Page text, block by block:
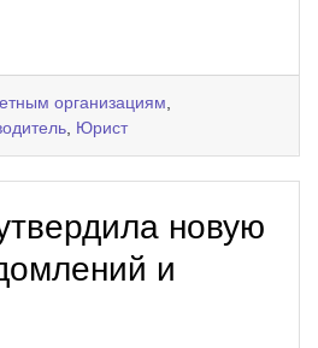
организациям,
, Юрист
новую
и